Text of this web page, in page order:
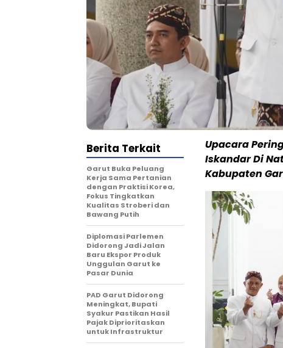
Upacara
Iskandar Di
Kabupaten
Berita Terkait
Garut Buka Peluang
Kerja Sama Pertanian
dengan Praktisi Korea,
Fokus Tingkatkan
Kualitas Stroberi dan
Bawang Putih
Diplomasi Parlemen
Didorong Jadi Jalan
Baru Ekspor Produk
Unggulan Garut ke
Pasar Dunia
PAD Garut Didorong
Meningkat, Bupati
Syakur Pastikan Hasil
Pajak Diprioritaskan
untuk Infrastruktur